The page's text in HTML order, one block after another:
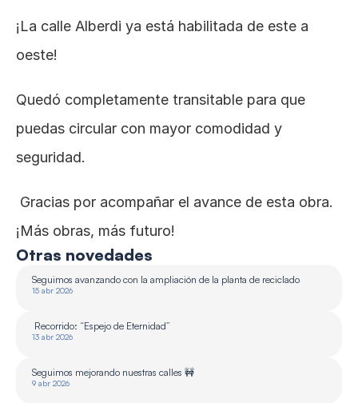
Otras novedades
Seguimos avanzando con la ampliación de la planta de reciclado
15 abr 2026
Recorrido: “Espejo de Eternidad”
13 abr 2026
Seguimos mejorando nuestras calles 🚧
9 abr 2026
¡La calle Alberdi ya está habilitada de este a
oeste!
Quedó completamente transitable para que
puedas circular con mayor comodidad y
seguridad.
¡Más obras, más futuro!